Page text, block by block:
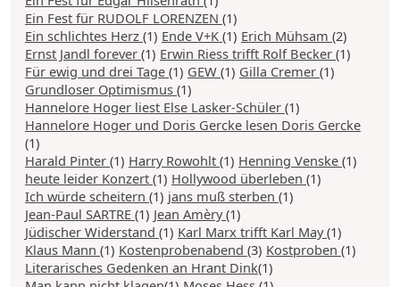
Ein Fest für RUDOLF LORENZEN (1)
Ein schlichtes Herz (1) Ende V+K (1) Erich Mühsam (2)
Ernst Jandl forever (1) Erwin Riess trifft Rolf Becker (1)
Für ewig und drei Tage (1) GEW (1) Gilla Cremer (1)
Grundloser Optimismus (1)
Hannelore Hoger liest Else Lasker-Schüler (1)
Hannelore Hoger und Doris Gercke lesen Doris Gercke
(1)
Harald Pinter (1) Harry Rowohlt (1) Henning Venske (1)
heute leider Konzert (1) Hollywood überleben (1)
Ich würde scheitern (1) jans muß sterben (1)
Jean-Paul SARTRE (1) Jean Amèry(1)
Jüdischer Widerstand (1) Karl Marx trifft Karl May(1)
Klaus Mann (1) Kostenprobenabend (3) Kostproben (1)
Literarisches Gedenken an Hrant Dink(1)